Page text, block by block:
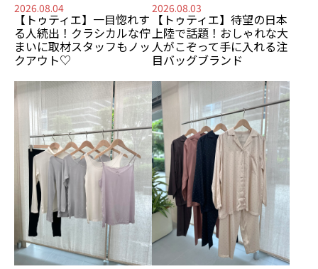
2026.08.04
【トゥティエ】 一目惚れす
る人続出！ クラシカルな佇
まいに取材スタッフもノッ
クアウト♡
2026.08.03
【トゥティエ】 待望の日本
上陸で話題！ おしゃれな大
人がこぞって手に入れる注
目バッグブランド